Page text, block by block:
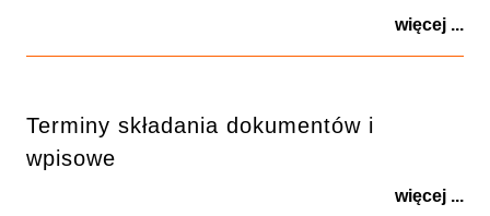
więcej ...
Terminy składania dokumentów i
wpisowe
więcej ...